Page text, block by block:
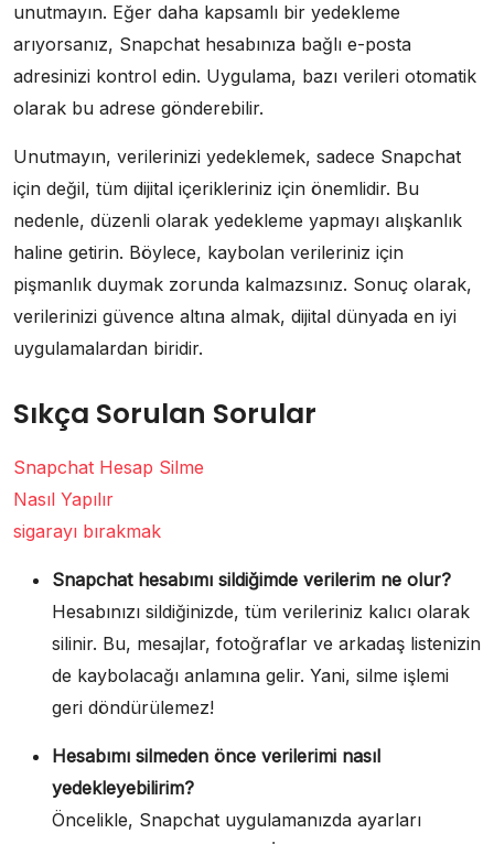
unutmayın. Eğer daha kapsamlı bir yedekleme
arıyorsanız, Snapchat hesabınıza bağlı e-posta
adresinizi kontrol edin. Uygulama, bazı verileri otomatik
olarak bu adrese gönderebilir.
Unutmayın, verilerinizi yedeklemek, sadece Snapchat
için değil, tüm dijital içerikleriniz için önemlidir. Bu
nedenle, düzenli olarak yedekleme yapmayı alışkanlık
haline getirin. Böylece, kaybolan verileriniz için
pişmanlık duymak zorunda kalmazsınız. Sonuç olarak,
verilerinizi güvence altına almak, dijital dünyada en iyi
uygulamalardan biridir.
Sıkça Sorulan Sorular
Snapchat Hesap Silme
Nasıl Yapılır
sigarayı bırakmak
Snapchat hesabımı sildiğimde verilerim ne olur?
Hesabınızı sildiğinizde, tüm verileriniz kalıcı olarak
silinir. Bu, mesajlar, fotoğraflar ve arkadaş listenizin
de kaybolacağı anlamına gelir. Yani, silme işlemi
geri döndürülemez!
Hesabımı silmeden önce verilerimi nasıl
yedekleyebilirim?
Öncelikle, Snapchat uygulamanızda ayarları